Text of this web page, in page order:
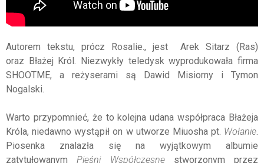
Autorem tekstu, prócz Rosalie., jest Arek Sitarz (Ras)
oraz Błażej Król. Niezwykły teledysk wyprodukowała firma
SHOOTME, a reżyserami są Dawid Misiorny i Tymon
Nogalski.
Warto przypomnieć, że to kolejna udana współpraca Błażeja
Króla, niedawno wystąpił on w utworze Miuosha pt. Wołanie.
Piosenka znalazła się na wyjątkowym albumie
zatytułowanymPieśni Współczesnestworzonym przez